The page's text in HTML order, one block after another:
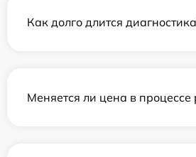
Как долго длится
Меняется ли цена в процессе